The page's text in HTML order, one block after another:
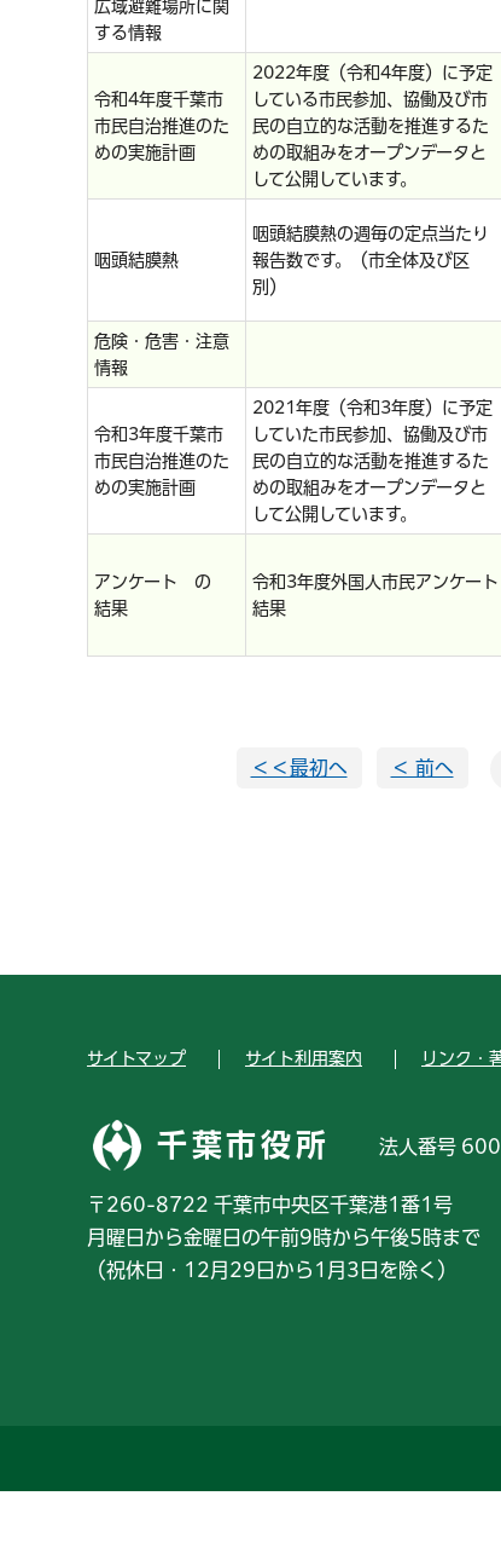
広域避難場所に関
する情報
令和4年度千葉市
市民自治推進のた
めの実施計画
2022年度（令和4年度）に予定
している市民参加、協働及び市
民の自立的な活動を推進するた
めの取組みをオープンデータと
して公開しています。
咽頭結膜熱
咽頭結膜熱の週毎の定点当たり
報告数です。（市全体及び区
別）
危険・危害・注意
情報
令和3年度千葉市
市民自治推進のた
めの実施計画
2021年度（令和3年度）に予定
していた市民参加、協働及び市
民の自立的な活動を推進するた
めの取組みをオープンデータと
して公開しています。
アンケート の
結果
令和3年度外国人市民アンケート
結果
＜＜最初へ ＜ 前へ
サイトマップ サイト利用案内 リンク・
千葉市役所 法人番号
〒260-8722 千葉市中央区千葉港1番1号
月曜日から金曜日の午前9時から午後5時まで
（祝休日・12月29日から1月3日を除く）